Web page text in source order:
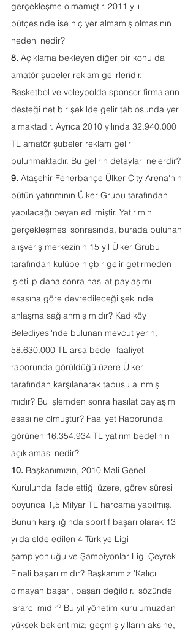
gerçekleşme olmamıştır. 2011 yılı
bütçesinde ise hiç yer almamış olmasının
nedeni nedir?
8. Açıklama bekleyen diğer bir konu da
amatör şubeler reklam gelirleridir.
Basketbol ve voleybolda sponsor firmaların
desteği net bir şekilde gelir tablosunda yer
almaktadır. Ayrıca 2010 yılında 32.940.000
TL amatör şubeler reklam geliri
bulunmaktadır. Bu gelirin detayları nelerdir?
9. Ataşehir Fenerbahçe Ülker City Arena'nın
bütün yatırımının Ülker Grubu tarafından
yapılacağı beyan edilmiştir. Yatırımın
gerçekleşmesi sonrasında, burada bulunan
alışveriş merkezinin 15 yıl Ülker Grubu
tarafından kulübe hiçbir gelir getirmeden
işletilip daha sonra hasılat paylaşımı
esasına göre devredileceği şeklinde
anlaşma sağlanmış mıdır? Kadıköy
Belediyesi'nde bulunan mevcut yerin,
58.630.000 TL arsa bedeli faaliyet
raporunda görüldüğü üzere Ülker
tarafından karşılanarak tapusu alınmış
mıdır? Bu işlemden sonra hasılat paylaşımı
esası ne olmuştur? Faaliyet Raporunda
görünen 16.354.934 TL yatırım bedelinin
açıklaması nedir?
10. Başkanımızın, 2010 Mali Genel
Kurulunda ifade ettiği üzere, görev süresi
boyunca 1,5 Milyar TL harcama yapılmış.
Bunun karşılığında sportif başarı olarak 13
yılda elde edilen 4 Türkiye Ligi
şampiyonluğu ve Şampiyonlar Ligi Çeyrek
Finali başarı mıdır? Başkanımız 'Kalıcı
olmayan başarı, başarı değildir.' sözünde
ısrarcı mıdır? Bu yıl yönetim kurulumuzdan
yüksek beklentimiz; geçmiş yılların aksine,